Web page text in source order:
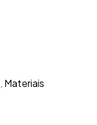
, Materiais